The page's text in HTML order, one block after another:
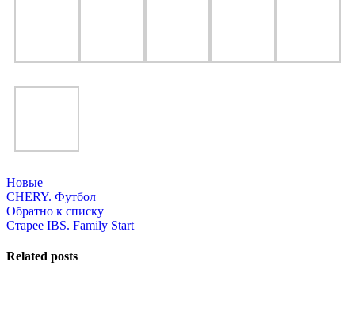
Новые
CHERY. Футбол
Обратно к списку
Старее IBS. Family Start
Related posts